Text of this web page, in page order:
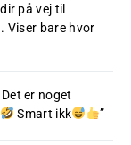
på vej til
Viser bare hvor
er noget
Smart ikk ”